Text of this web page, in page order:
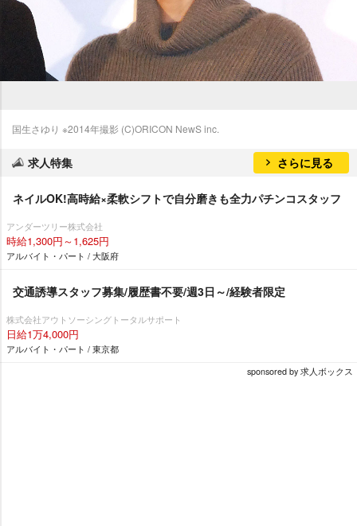
国生さゆり ※2014年撮影 (C)ORICON NewS inc.
求人特集 さらに見る
ネイルOK!高時給×柔軟シフトで自分磨きも全力パチンコスタッフ
アンダーツリー株式会社
時給1,300円～1,625円
アルバイト・パート / 大阪府
交通誘導スタッフ募集/履歴書不要/週3日～/経験者限定
株式会社アウトソーシングトータルサポート
日給1万4,000円
アルバイト・パート / 東京都
sponsored by 求人ボックス